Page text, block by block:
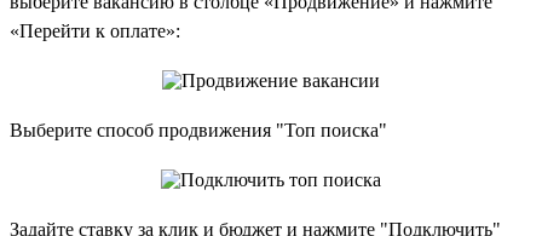
«Перейти к оплате»:
Выберите способ продвижения "Топ поиска"
Задайте ставку за клик и бюджет и нажмите "Подключить"